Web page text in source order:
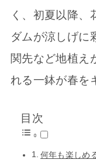
く、初夏以降、
ダムが涼しげに
関先など地植え
れる一鉢が春を
目次
何年も楽しめ